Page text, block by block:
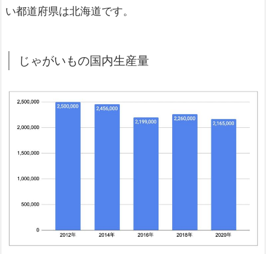
い都道府県は北海道です。
じゃがいもの国内生産量